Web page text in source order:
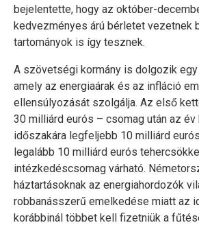
bejelentette, hogy az október-
kedvezményes árú bérletet vezetnek
tartományok is így tesznek.
A szövetségi kormány is dolgozik egy
amely az energiaárak és az infláció
ellensúlyozását szolgálja. Az első
30 milliárd eurós – csomag után az év
időszakára legfeljebb 10 milliárd
legalább 10 milliárd eurós
intézkedéscsomag várható.
háztartásoknak az energiahordozók
robbanásszerű emelkedése miatt az
korábbinál többet kell fizetniük a